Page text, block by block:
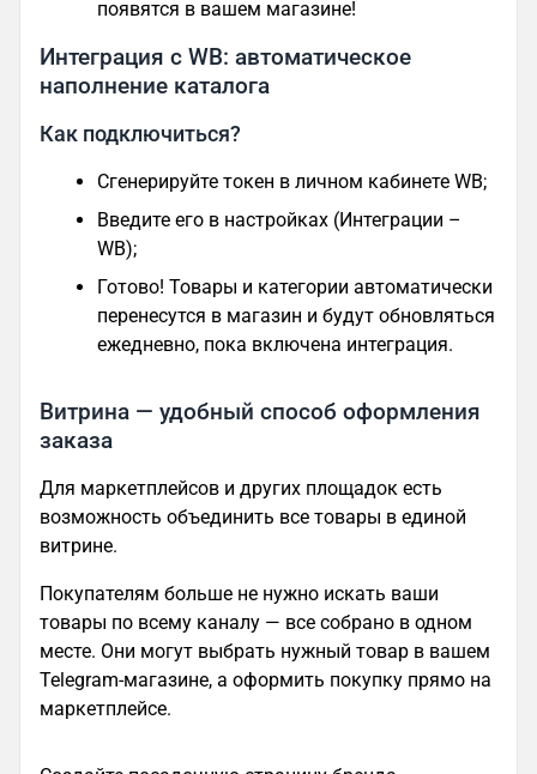
появятся в вашем магазине!
Интеграция с WB: автоматическое
наполнение каталога
Как подключиться?
Сгенерируйте токен в личном кабинете WB;
Введите его в настройках (Интеграции –
WB);
Готово! Товары и категории автоматически
перенесутся в магазин и будут обновляться
ежедневно, пока включена интеграция.
Витрина — удобный способ оформления
заказа
Для маркетплейсов и других площадок есть
возможность объединить все товары в единой
витрине.
Покупателям больше не нужно искать ваши
товары по всему каналу — все собрано в одном
месте. Они могут выбрать нужный товар в вашем
Telegram-магазине, а оформить покупку прямо на
маркетплейсе.